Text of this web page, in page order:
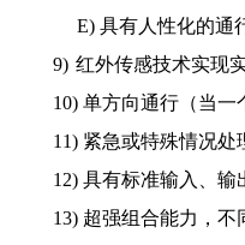
E) 具有人性化的通
9) 红外传感技术实现
10) 单方向通行（当一
11) 紧急或特殊情况处
12) 具有标准输入、输
13) 超强组合能力，不